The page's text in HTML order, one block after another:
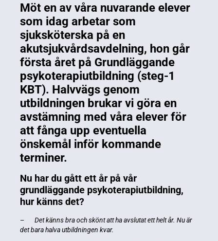
Möt en av våra nuvarande elever
som idag arbetar som
sjuksköterska på en
akutsjukvårdsavdelning, hon går
första året på Grundläggande
psykoterapiutbildning (steg-1
KBT). Halvvägs genom
utbildningen brukar vi göra en
avstämning med våra elever för
att fånga upp eventuella
önskemål inför kommande
terminer.
Nu har du gått ett år på vår
grundläggande psykoterapiutbildning,
hur känns det?
–Det känns bra och skönt att ha avslutat ett helt år. Nu är
det bara halva utbildningen kvar.